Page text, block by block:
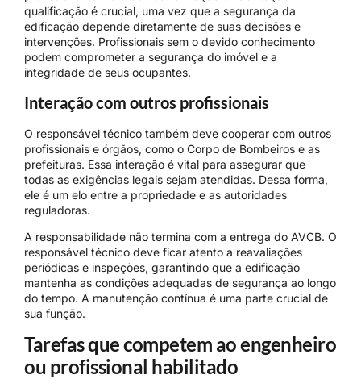
qualificação é crucial, uma vez que a segurança da
edificação depende diretamente de suas decisões e
intervenções. Profissionais sem o devido conhecimento
podem comprometer a segurança do imóvel e a
integridade de seus ocupantes.
Interação com outros profissionais
O responsável técnico também deve cooperar com outros
profissionais e órgãos, como o Corpo de Bombeiros e as
prefeituras. Essa interação é vital para assegurar que
todas as exigências legais sejam atendidas. Dessa forma,
ele é um elo entre a propriedade e as autoridades
reguladoras.
A responsabilidade não termina com a entrega do AVCB. O
responsável técnico deve ficar atento a reavaliações
periódicas e inspeções, garantindo que a edificação
mantenha as condições adequadas de segurança ao longo
do tempo. A manutenção contínua é uma parte crucial de
sua função.
Tarefas que competem ao engenheiro
ou profissional habilitado